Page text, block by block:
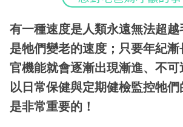
有一種速度是人類永遠無法超
是牠們變老的速度；只要年紀
官機能就會逐漸出現漸進、不
以日常保健與定期健檢監控牠
是非常重要的！